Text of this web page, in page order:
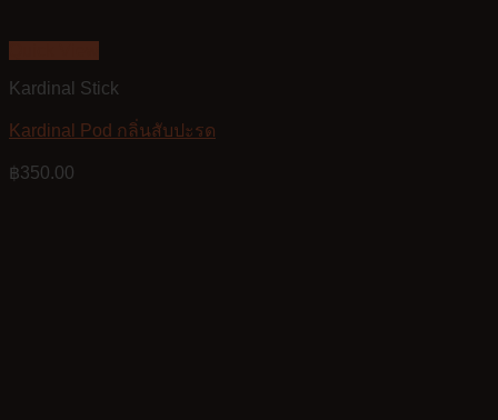
Kardinal Stick
Kardinal Pod กลิ่นสับปะรด
฿350.00